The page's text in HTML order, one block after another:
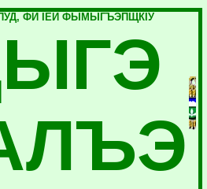
ФИ IЕЙ ФЫМЫГЪЭПЩКIУ